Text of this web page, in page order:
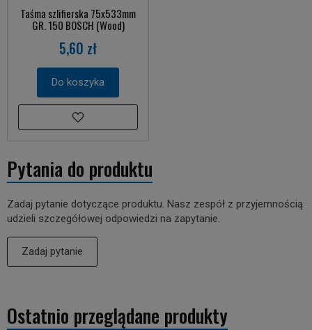
Taśma szlifierska 75x533mm
GR. 150 BOSCH (Wood)
5,60 zł
Do koszyka
Pytania do produktu
Zadaj pytanie dotyczące produktu. Nasz zespół z przyjemnością
udzieli szczegółowej odpowiedzi na zapytanie.
Zadaj pytanie
Ostatnio przeglądane produkty